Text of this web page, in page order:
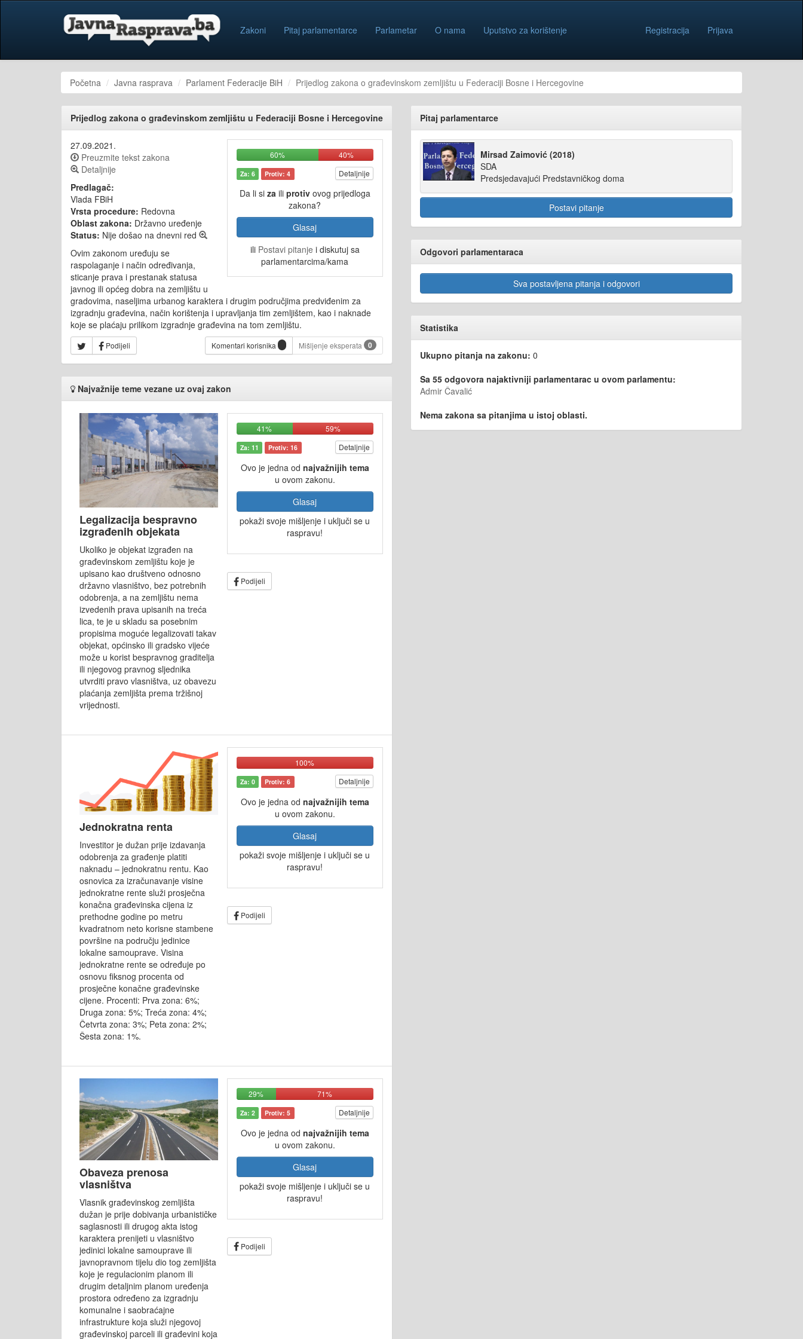
Zakoni Pitaj parlamentarce Parlametar O nama Uputstvo za korištenje Registracija Prijava
Početna Javna rasprava Parlament Federacije BiH Prijedlog zakona o građevinskom zemljištu u Federaciji Bosne i Hercegovine
Prijedlog zakona o građevinskom zemljištu u Federaciji Bosne i Hercegovine
60% 40%
Za: 6 Protiv: 4 Detaljnije
Da li si zaili protivovog prijedloga
zakona?
Glasaj
ili Postavi pitanje i diskutuj sa
parlamentarcima/kama
27.09.2021.
Preuzmite tekst zakona
Detaljnije
Predlagač:
Vlada FBiH
Vrsta procedure: Redovna
Oblast zakona: Državno uređenje
Status: Nije došao na dnevni red
Ovim zakonom uređuju se
raspolaganje i način određivanja,
sticanje prava i prestanak statusa
javnog ili općeg dobra na zemljištu u
gradovima, naseljima urbanog karaktera i drugim područjima predviđenim za
izgradnju građevina, način korištenja i upravljanja tim zemljištem, kao i naknade
koje se plaćaju prilikom izgradnje građevina na tom zemljištu.
Podijeli Komentari korisnika Mišljenje eksperata 0
Najvažnije teme vezane uz ovaj zakon
Legalizacija bespravno
izgrađenih objekata
Ukoliko je objekat izgrađen na
građevinskom zemljištu koje je
upisano kao društveno odnosno
državno vlasništvo, bez potrebnih
odobrenja, a na zemljištu nema
izvedenih prava upisanih na treća
lica, te je u skladu sa posebnim
propisima moguće legalizovati takav
objekat, općinsko ili gradsko vijeće
može u korist bespravnog graditelja
ili njegovog pravnog sljednika
utvrditi pravo vlasništva, uz obavezu
plaćanja zemljišta prema tržišnoj
vrijednosti.
41% 59%
Za: 11 Protiv: 16 Detaljnije
Ovo je jedna od najvažnijih tema
u ovom zakonu.
Glasaj
pokaži svoje mišljenje i uključi se u
raspravu!
Podijeli
Jednokratna renta
Investitor je dužan prije izdavanja
odobrenja za građenje platiti
naknadu – jednokratnu rentu. Kao
osnovica za izračunavanje visine
jednokratne rente služi prosječna
konačna građevinska cijena iz
prethodne godine po metru
kvadratnom neto korisne stambene
površine na području jedinice
lokalne samouprave. Visina
jednokratne rente se određuje po
osnovu fiksnog procenta od
prosječne konačne građevinske
cijene. Procenti: Prva zona: 6%;
Druga zona: 5%; Treća zona: 4%;
Četvrta zona: 3%; Peta zona: 2%;
Šesta zona: 1%.
100%
Za: 0 Protiv: 6 Detaljnije
Ovo je jedna od najvažnijih tema
u ovom zakonu.
Glasaj
pokaži svoje mišljenje i uključi se u
raspravu!
Podijeli
Obaveza prenosa
vlasništva
Vlasnik građevinskog zemljišta
dužan je prije dobivanja urbanističke
saglasnosti ili drugog akta istog
karaktera prenijeti u vlasništvo
jedinici lokalne samouprave ili
javnopravnom tijelu dio tog zemljišta
koje je regulacionim planom ili
drugim detaljnim planom uređenja
prostora određeno za izgradnju
komunalne i saobraćajne
infrastrukture koja služi njegovoj
građevinskoj parceli ili građevini koja
29% 71%
Za: 2 Protiv: 5 Detaljnije
Ovo je jedna od najvažnijih tema
u ovom zakonu.
Glasaj
pokaži svoje mišljenje i uključi se u
raspravu!
Podijeli
Pitaj parlamentarce
Mirsad Zaimović (2018)
SDA
Predsjedavajući Predstavničkog doma
Postavi pitanje
Odgovori parlamentaraca
Sva postavljena pitanja i odgovori
Statistika
Ukupno pitanja na zakonu: 0
Sa 55 odgovora najaktivniji parlamentarac u ovom parlamentu:
Admir Čavalić
Nema zakona sa pitanjima u istoj oblasti.